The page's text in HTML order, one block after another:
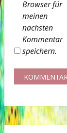
Browser für
meinen
nächsten
Kommentar
speichern.